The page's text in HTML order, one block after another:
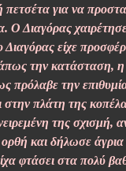
για να
Ο Διαγόρας
είχε
την κατάσταση,
πρόλαβε την
στην πλάτη της
της σχισμή,
και δήλωσε άγρια
φτάσει στα πολύ